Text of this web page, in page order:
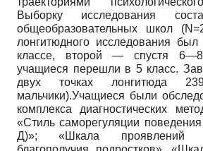
Выборку исследования
общеобразовательных школ
лонгитюдного исследования
классе, второй — спустя
учащиеся перешли в 5 класс.
двух точках лонгитюда
мальчики).Учащиеся были
комплекса диагностических
«Стиль саморегуляции
Д)»; «Шкала проявлений